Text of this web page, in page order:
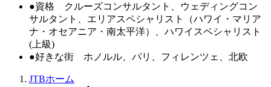
●資格 クルーズコンサルタント、ウェディングコン
サルタント、エリアスペシャリスト（ハワイ・マリア
ナ・オセアニア・南太平洋）、ハワイスペシャリスト
(上級)
●好きな街 ホノルル、パリ、フィレンツェ、北欧
JTBホーム